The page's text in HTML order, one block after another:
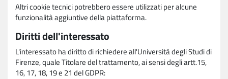
Altri cookie tecnici potrebbero essere utilizzati per alcune
funzionalità aggiuntive della piattaforma.
Diritti dell'interessato
L'interessato ha diritto di richiedere all'Università degli Studi di
Firenze, quale Titolare del trattamento, ai sensi degli artt.15,
16, 17, 18, 19 e 21 del GDPR: